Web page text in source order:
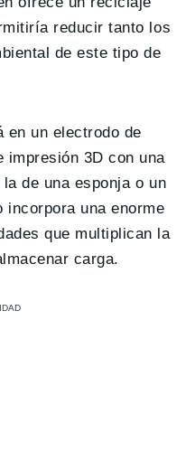
reducir tanto los
de este tipo de
en un electrodo de
impresión 3D con una
de una esponja o un
incorpora una enorme
que multiplican la
carga.